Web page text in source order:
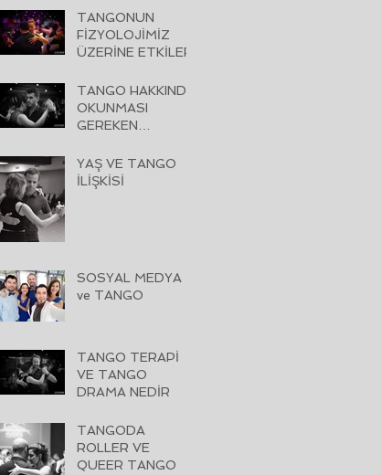
TANGONUN
FİZYOLOJİMİZ
ÜZERİNE ETKİLERİ
TANGO HAKKINDA
OKUNMASI
GEREKEN
YAŞ VE TANGO
İLİŞKİSİ
SOSYAL MEDYA
ve TANGO
TANGO TERAPİ
VE TANGO
DRAMA NEDİR
TANGODA
ROLLER VE
QUEER TANGO